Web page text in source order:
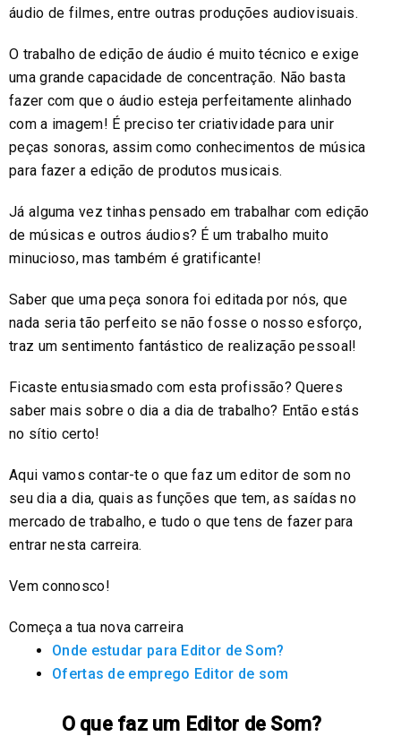
áudio de filmes, entre outras produções audiovisuais.
O trabalho de edição de áudio é muito técnico e exige
uma grande capacidade de concentração. Não basta
fazer com que o áudio esteja perfeitamente alinhado
com a imagem! É preciso ter criatividade para unir
peças sonoras, assim como conhecimentos de música
para fazer a edição de produtos musicais.
Já alguma vez tinhas pensado em trabalhar com edição
de músicas e outros áudios? É um trabalho muito
minucioso, mas também é gratificante!
Saber que uma peça sonora foi editada por nós, que
nada seria tão perfeito se não fosse o nosso esforço,
traz um sentimento fantástico de realização pessoal!
Ficaste entusiasmado com esta profissão? Queres
saber mais sobre o dia a dia de trabalho? Então estás
no sítio certo!
Aqui vamos contar-te o que faz um editor de som no
seu dia a dia, quais as funções que tem, as saídas no
mercado de trabalho, e tudo o que tens de fazer para
entrar nesta carreira.
Vem connosco!
Começa a tua nova carreira
Onde estudar para Editor de Som?
Ofertas de emprego Editor de som
O que faz um Editor de Som?